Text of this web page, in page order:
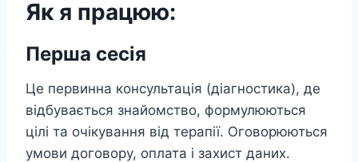
Як я працюю:
Перша сесія
Це первинна консультація (діагностика), де
відбувається знайомство, формулюються
цілі та очікування від терапії. Оговорюються
умови договору, оплата і захист даних.